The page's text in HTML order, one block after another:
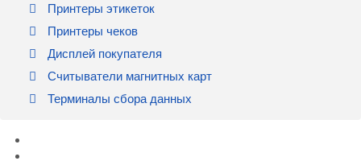
Принтеры этикеток
Принтеры чеков
Дисплей покупателя
Считыватели магнитных карт
Терминалы сбора данных